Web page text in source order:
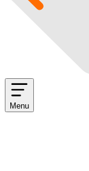
Menu